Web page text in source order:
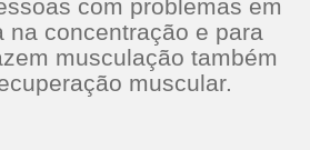
com problemas em
na concentração e para
musculação também
muscular.